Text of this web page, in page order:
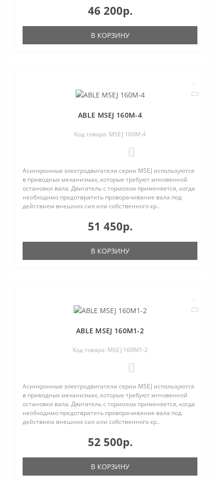
46 200р.
В КОРЗИНУ
ABLE MSEJ 160M-4
Код товара: MSEJ 160M-4
Асинхронные электродвигатели серии MSEJ используются
в приводных механизмах, которые требуют мгновенной
остановки вала. Двигатель с тормозом применяется, когда
необходимо предотвратить проворачивание вала под
действием внешних сил или собственного кр..
51 450р.
В КОРЗИНУ
ABLE MSEJ 160M1-2
Код товара: MSEJ 160M1-2
Асинхронные электродвигатели серии MSEJ используются
в приводных механизмах, которые требуют мгновенной
остановки вала. Двигатель с тормозом применяется, когда
необходимо предотвратить проворачивание вала под
действием внешних сил или собственного кр..
52 500р.
В КОРЗИНУ